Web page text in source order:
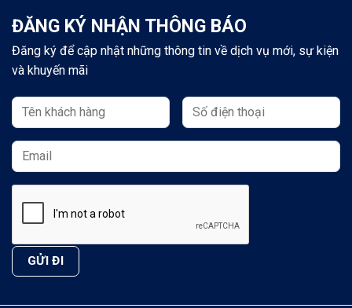
ĐĂNG KÝ NHẬN THÔNG BÁO
Đăng ký để cập nhật những thông tin về dịch vụ mới, sự kiện
và khuyến mãi